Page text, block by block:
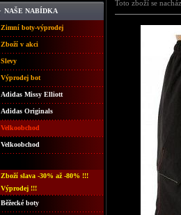
NAŠE NABÍDKA
Zimní boty-výprodej
Zboží v akci
Slevy
Výprodej bot
Adidas Missy Elliott
Adidas Originals
Velkoobchod
Velkoobchod
Zboží slava -30% až -80% !!!
Výprodej !!!
Běžecké boty
Toto zboží se